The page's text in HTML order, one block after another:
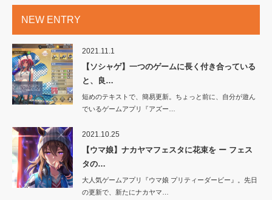
NEW ENTRY
2021.11.1
【ソシャゲ】一つのゲームに長く付き合っている
と、良…
短めのテキストで、簡易更新。ちょっと前に、自分が遊ん
でいるゲームアプリ『アズー…
2021.10.25
【ウマ娘】ナカヤマフェスタに花束を ー フェス
タの…
大人気ゲームアプリ『ウマ娘 プリティーダービー』。先日
の更新で、新たにナカヤマ…